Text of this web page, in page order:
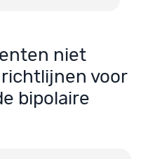
niet
voor
bipolaire